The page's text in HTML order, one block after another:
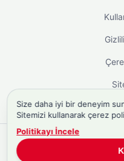
Size daha iyi bir deneyim
Sitemizi kullanarak çerez
Politikayı İncele